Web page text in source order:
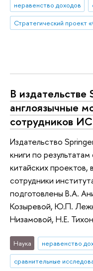
неравенство доходов
В
англоязычные
сотрудников
Издательство
книги по
китайских проектов,
сотрудники
подготовлены В.А.
Козыревой, Ю.П.
Низамовой, Н.Е.
Наука неравенство
сравнительные